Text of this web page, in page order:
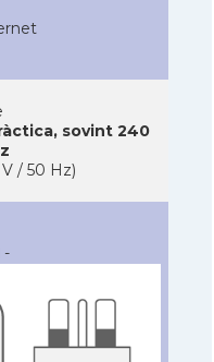
sovint 240
/ 50 Hz)
-